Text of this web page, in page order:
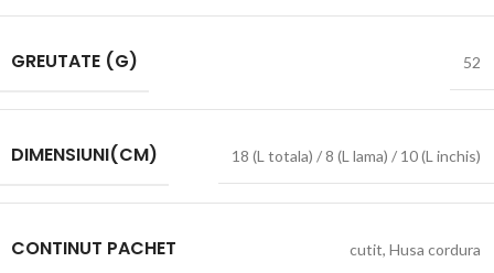
GREUTATE (G) 52
DIMENSIUNI(CM) 18 (L totala) / 8 (L lama) / 10 (L inchis)
CONTINUT PACHET cutit, Husa cordura